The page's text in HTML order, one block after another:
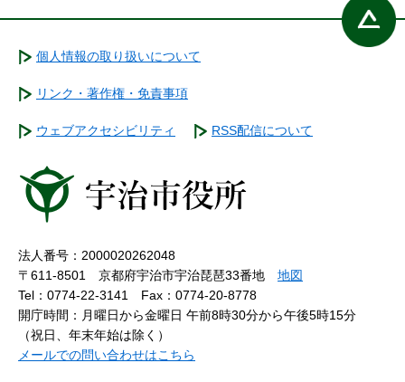
個人情報の取り扱いについて
リンク・著作権・免責事項
ウェブアクセシビリティ RSS配信について
法人番号：2000020262048
〒611-8501 京都府宇治市宇治琵琶33番地 地図
Tel：0774-22-3141
Fax：0774-20-8778
開庁時間：月曜日から金曜日 午前8時30分から午後5時15分
（祝日、年末年始は除く）
メールでの問い合わせはこちら